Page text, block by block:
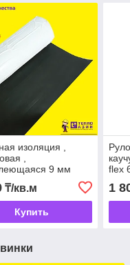
изоляция ,
,
9 мм
₸/кв.м
Купить
flex
1